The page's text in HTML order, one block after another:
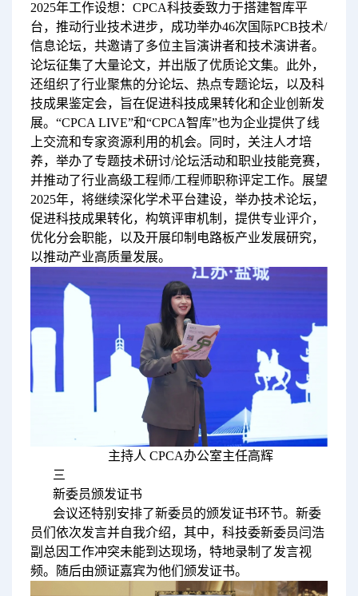
2025年工作设想：CPCA科技委致力于搭建智库平
台，推动行业技术进步，成功举办46次国际PCB技术/
信息论坛，共邀请了多位主旨演讲者和技术演讲者。
论坛征集了大量论文，并出版了优质论文集。此外，
还组织了行业聚焦的分论坛、热点专题论坛，以及科
技成果鉴定会，旨在促进科技成果转化和企业创新发
展。“CPCA LIVE”和“CPCA智库”也为企业提供了线
上交流和专家资源利用的机会。同时，关注人才培
养，举办了专题技术研讨/论坛活动和职业技能竞赛，
并推动了行业高级工程师/工程师职称评定工作。展望
2025年，将继续深化学术平台建设，举办技术论坛，
促进科技成果转化，构筑评审机制，提供专业评介，
优化分会职能，以及开展印制电路板产业发展研究，
以推动产业高质量发展。
主持人 CPCA办公室主任高辉
三
新委员颁发证书
会议还特别安排了新委员的颁发证书环节。新委
员们依次发言并自我介绍，其中，科技委新委员闫浩
副总因工作冲突未能到达现场，特地录制了发言视
频。随后由颁证嘉宾为他们颁发证书。